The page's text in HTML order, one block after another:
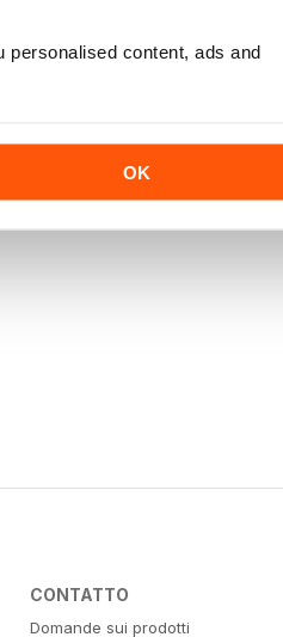
personalised content, ads and
OK
CONTATTO
Domande sui prodotti